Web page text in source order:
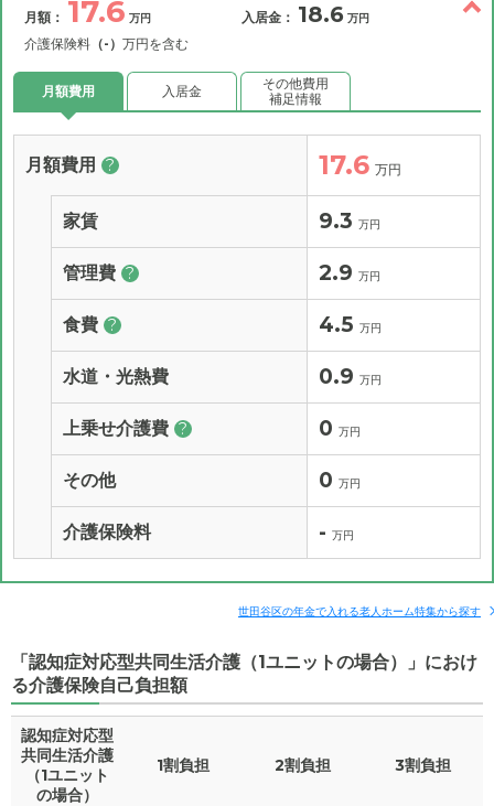
月額： 17.6 万円
介護保険料 （-） 万円を含む
入居金： 18.6 万円
月額費用 入居金
その他費用
補足情報
月額費用 ? 17.6 万円
家賃 9.3 万円
管理費 ? 2.9 万円
食費 ? 4.5 万円
水道・光熱費 0.9 万円
上乗せ介護費 ? 0 万円
その他 0 万円
介護保険料 - 万円
世田谷区の年金で入れる老人ホーム特集から探す
「認知症対応型共同生活介護（1ユニットの場合）」におけ
る介護保険自己負担額
認知症対応型
共同生活介護
（1ユニット
の場合）
1割負担 2割負担 3割負担